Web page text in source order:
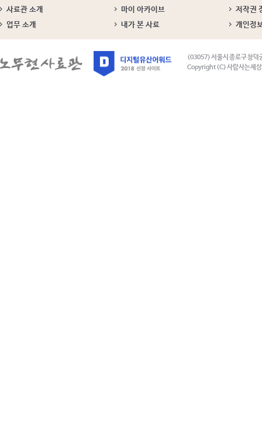
사료관 소개 마이 아카이브
저작권
업무 소개
내가 본 사료 개인정
(03057) 서울시 종로구 창덕
Copyright (C) 사람사는세